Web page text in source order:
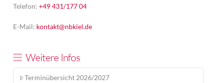
Telefon: +49 431/177 04
E-Mail: kontakt@nbkiel.de
Weitere Infos
Terminübersicht 2026/2027